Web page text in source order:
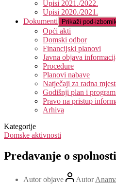
Upisi 2021./2022.
Upisi 2020./2021.
Dokumenti
Prikaži pod-
Opći akti
Domski odbor
Financijski planovi
Javna objava
Procedure
Planovi nabave
Natječaji za radna
Godišnji plan i program
Pravo na pristup
Arhiva
Kategorije
Domske aktivnosti
Predavanje o spolnosti
Autor objave Autor